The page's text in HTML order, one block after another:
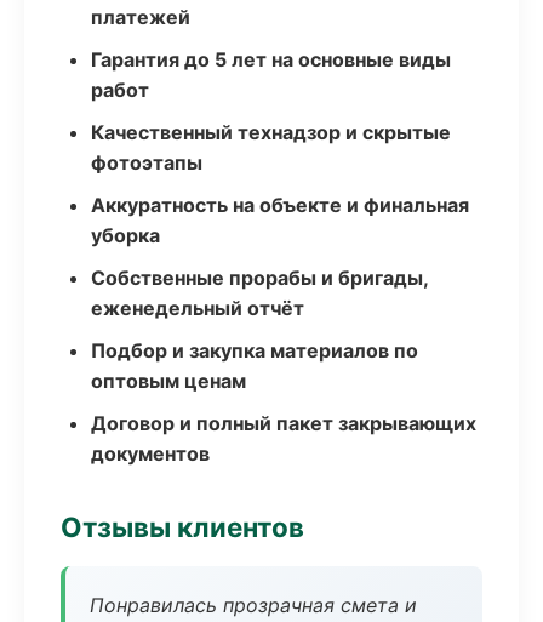
платежей
Гарантия до 5 лет на основные виды
работ
Качественный технадзор и скрытые
фотоэтапы
Аккуратность на объекте и финальная
уборка
Собственные прорабы и бригады,
еженедельный отчёт
Подбор и закупка материалов по
оптовым ценам
Договор и полный пакет закрывающих
документов
Отзывы клиентов
Понравилась прозрачная смета и